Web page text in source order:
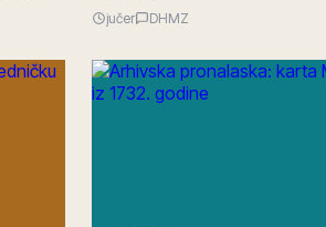
jučer DHMZ